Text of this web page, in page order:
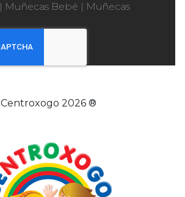
| Muñecas Bebé | Muñecas
Centroxogo 2026 ®